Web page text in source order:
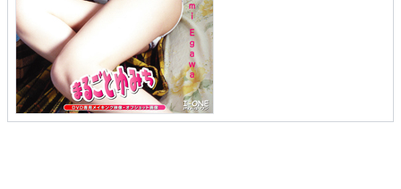
イベント情報
アイドル一覧